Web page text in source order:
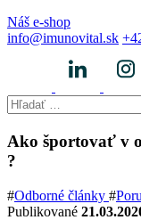
Náš e-shop
info@imunovital.sk
Hľadať:
Ako športovať v
?
#Odborné články #
Publikované